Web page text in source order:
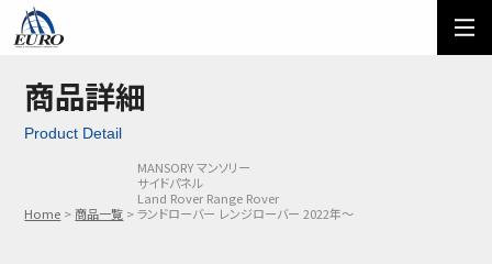
ご利用方法
メール問い合わせ
商品詳細
Product Detail
Home 商品一覧
MANSORY マンソリー
サイドパネル
Land Rover Range Rover
ランドローバー レンジローバー 2022年～